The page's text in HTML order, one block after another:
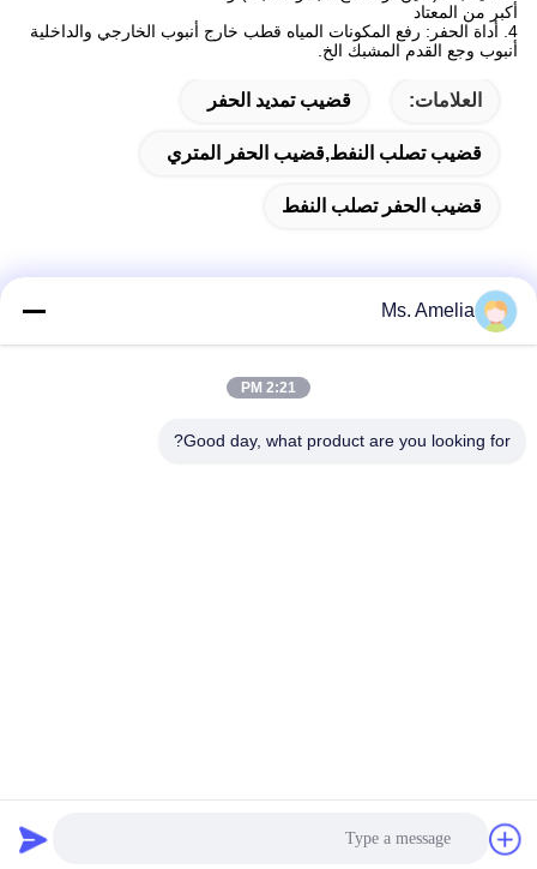
أكبر من المعتاد
4. أداة الحفر: رفع المكونات المياه قطب خارج أنبوب الخارجي والداخلية
أنبوب وجع القدم المشبك الخ.
العلامات: قضيب تمديد الحفر
قضيب تصلب النفط,قضيب الحفر المتري
قضيب الحفر تصلب النفط
لا، لا، لا122شارع شيزانغ، مدينة ووشي، مقاطعة جيانغسو،
Ms. Amelia
2:21 PM
Good day, what product are you looking for?